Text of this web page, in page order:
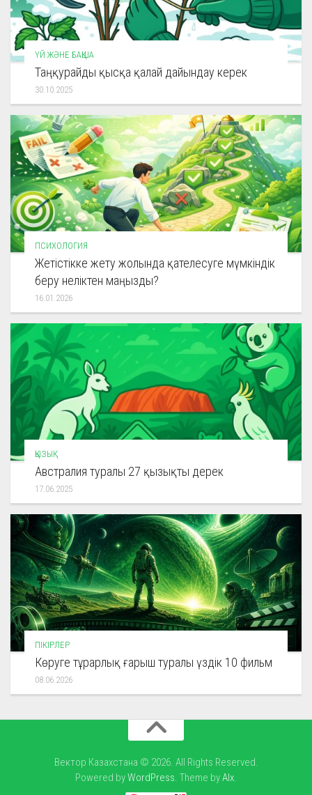
ҮЙ ЖӘНЕ БАҚША
Таңқурайды қысқа қалай дайындау керек
30.10.2025
ПСИХОЛОГИЯ
Жетістікке жету жолында қателесуге мүмкіндік
беру неліктен маңызды?
16.01.2026
ҚЫЗЫҚ
Австралия туралы 27 қызықты дерек
17.06.2025
ПІКІРЛЕР
Көруге тұрарлық ғарыш туралы үздік 10 фильм
08.06.2026
Вектор Казахстана © 2026. All Rights Reserved.
Powered byWordPress. Theme byAlx.